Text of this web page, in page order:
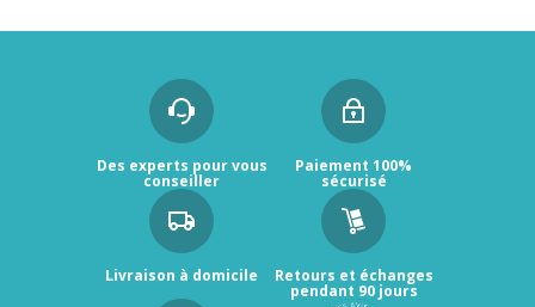
Des experts pour vous
conseiller
Paiement 100%
sécurisé
Livraison à domicile Retours et échanges
pendant 90 jours